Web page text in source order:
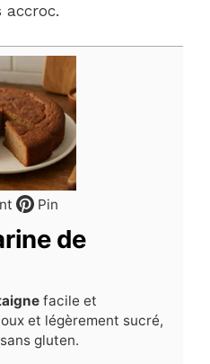
accroc.
Pin
de
facile et
et légèrement sucré,
gluten.